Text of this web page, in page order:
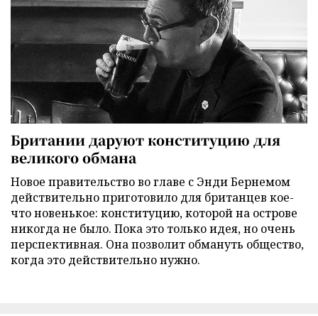
Британии даруют конституцию для
великого обмана
Новое правительство во главе с Энди Бернемом
действительно приготовило для британцев кое-
что новенькое: конституцию, которой на острове
никогда не было. Пока это только идея, но очень
перспективная. Она позволит обмануть общество,
когда это действительно нужно.